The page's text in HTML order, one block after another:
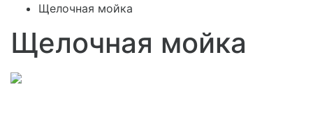
Щелочная мойка
Щелочная мойка